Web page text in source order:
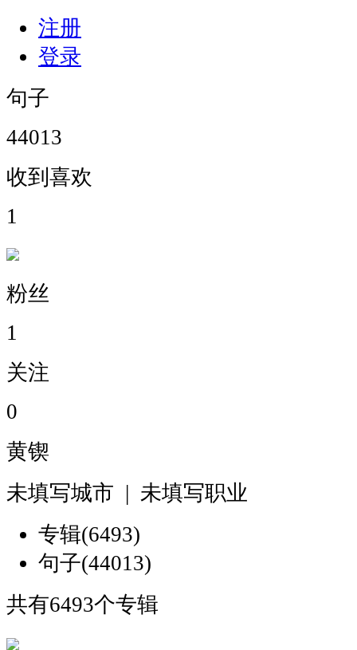
注册
登录
句子
44013
收到喜欢
1
粉丝
1
关注
0
黄锲
未填写城市 | 未填写职业
专辑(6493)
句子(44013)
共有6493个专辑